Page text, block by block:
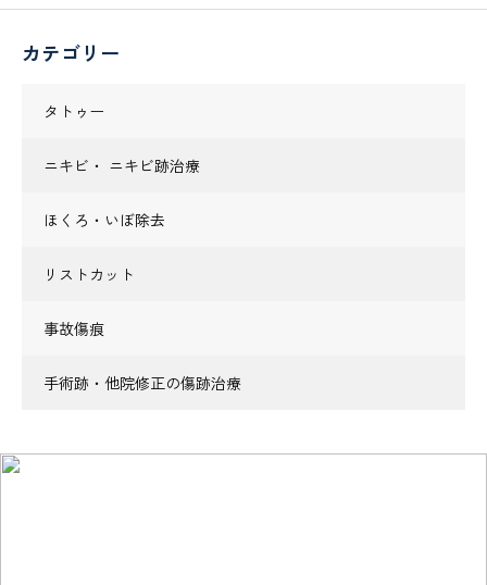
カテゴリー
タトゥー
ニキビ・ ニキビ跡治療
ほくろ・いぼ除去
リストカット
事故傷痕
手術跡・他院修正の傷跡治療